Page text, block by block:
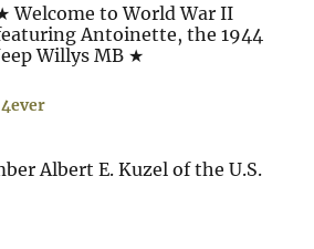
Welcome to World War II
Antoinette, the 1944
Willys MB ★
Albert E. Kuzel of the U.S.